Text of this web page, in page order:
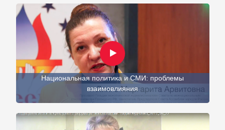
Национальная политика и СМИ: проблемы
взаимовлияния